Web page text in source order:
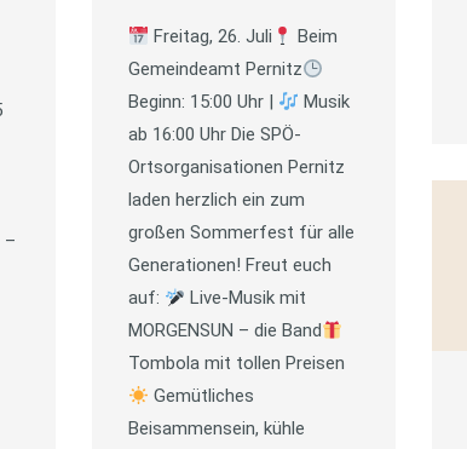
–
Freitag, 26. Juli
Beim
Gemeindeamt Pernitz
Beginn: 15:00 Uhr |
Musik
ab 16:00 Uhr Die SPÖ-
Ortsorganisationen Pernitz
laden herzlich ein zum
großen Sommerfest für alle
Generationen! Freut euch
auf:
Live-Musik mit
MORGENSUN – die Band
Tombola mit tollen Preisen
Gemütliches
Beisammensein, kühle